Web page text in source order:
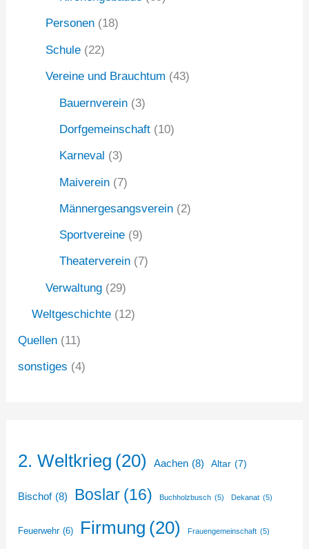
Personen (18)
Schule (22)
Vereine und Brauchtum (43)
Bauernverein (3)
Dorfgemeinschaft (10)
Karneval (3)
Maiverein (7)
Männergesangsverein (2)
Sportvereine (9)
Theaterverein (7)
Verwaltung (29)
Weltgeschichte (12)
Quellen (11)
sonstiges (4)
2. Weltkrieg (20) Aachen (8) Altar (7)
Bischof (8) Boslar (16) Buchholzbusch (5) Dekanat (5)
Feuerwehr (6) Firmung (20) Frauengemeinschaft (5)